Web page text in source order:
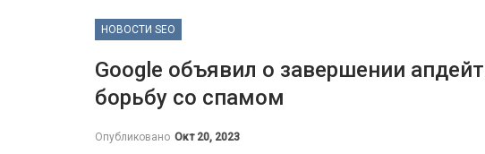
НОВОСТИ SEO
Google объявил о завершении
борьбу со спамом
Опубликовано Окт 20, 2023